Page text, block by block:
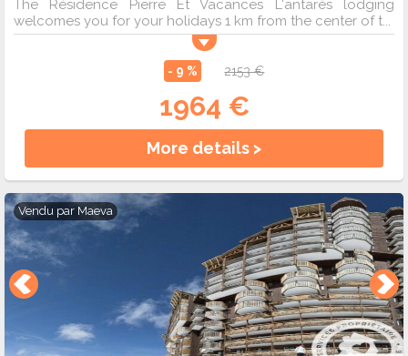
The Résidence Pierre Et Vacances L'antarès lodging
welcomes you for your holidays 1 km from the center of t...
- 9 % 2153 €
1964 €
More details >
Vendu par Maeva